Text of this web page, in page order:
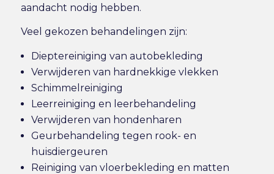
aandacht nodig hebben.
Veel gekozen behandelingen zijn:
Dieptereiniging van autobekleding
Verwijderen van hardnekkige vlekken
Schimmelreiniging
Leerreiniging en leerbehandeling
Verwijderen van hondenharen
Geurbehandeling tegen rook- en
huisdiergeuren
Reiniging van vloerbekleding en matten